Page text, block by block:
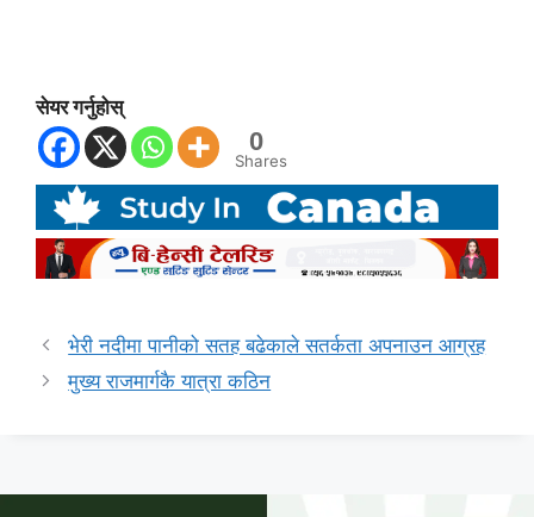
सेयर गर्नुहोस्
0
Shares
भेरी नदीमा पानीको सतह बढेकाले सतर्कता अपनाउन आग्रह
मुख्य राजमार्गकै यात्रा कठिन